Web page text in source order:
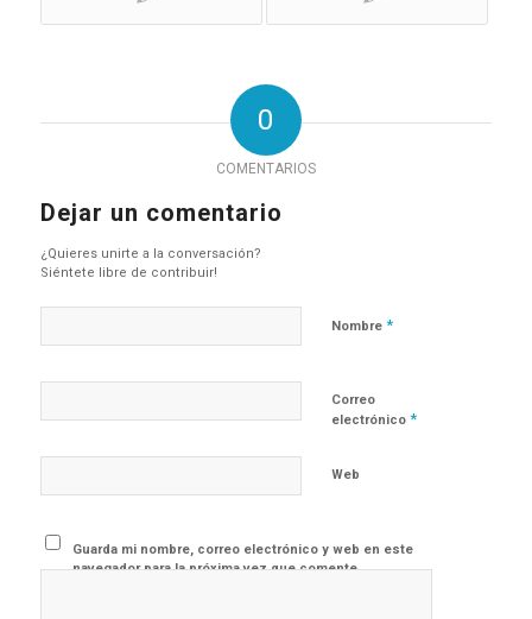
0
COMENTARIOS
Dejar un comentario
¿Quieres unirte a la conversación?
Siéntete libre de contribuir!
Nombre *
Correo
electrónico *
Web
Guarda mi nombre, correo electrónico y web en este
navegador para la próxima vez que comente.